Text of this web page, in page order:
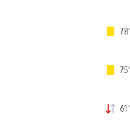
78'
75'
61'